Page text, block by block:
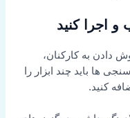
دادن به کارکنان،
ها باید چند ابزار را
کنید.